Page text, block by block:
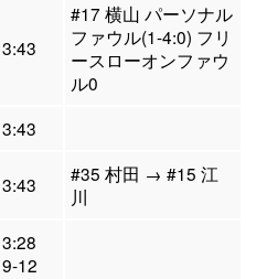
3:43
#17 横山 パーソナル
ファウル(1-4:0) フリ
ースローオンファウ
ル0
3:43
3:43
#35 村田 → #15 江
川
3:28
9-12